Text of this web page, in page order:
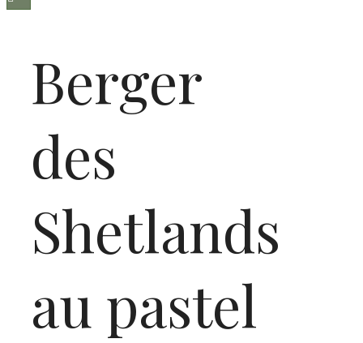
Berger
des
Shetlands
au pastel